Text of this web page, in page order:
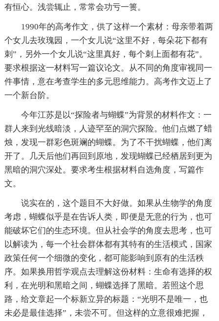
有恒心。浅尝辄止，常常会功亏一篑。
1990年的高考作文，供了这样一个素材：母亲带着两
个女儿去玫瑰园，一个女儿说“这里不好，每朵花下都有
刺”，另外一个女儿说“这里真好，每个刺上面都有花”。
要求根据这一材料写一篇议论文。从不同的角度审视同一
件事情，意在考查学生的多元思维能力。高考作文迈上了
一个新台阶。
今年江苏是以“探险者与蝴蝶”为背景的材料作文：一
群人来到光线暗淡，人迹罕至的洞穴探险。他们点燃了蜡
烛，发现一群彩色斑斓的蝴蝶。为了不干扰蝴蝶，他们离
开了。几天后他们再回到原地，发现蝴蝶已经栖居到更为
黑暗的洞穴深处。要求考生根据材料自选角度，写篇作
文。
说实在的，这个题目不大好做。如果从生物学的角度
考虑，蝴蝶似乎是在告诉人类，即便是无意的行为，也可
能破坏它们的生态环境。但从社会学的角度去思考，也可
以解读为，每一个社会群体都有其特有的生活模式，国家
政策任何一个细微的变化，都可能影响到原有的生活秩
序。如果换用哲学观点去理解这份材料：生命有选择的权
利，在光明和黑暗之间，蝴蝶选择了黑暗。若照这个思
路，给文章起一个标新立异的标题：“光明不是唯一，也
未必是最佳选择”，未尝不可。但这样的立意很难把握，